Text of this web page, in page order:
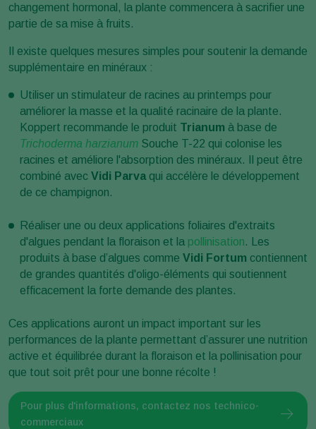
changement hormonal, la plante commencera à sacrifier une
partie de sa mise à fruits.
Il existe quelques mesures simples pour soutenir la demande
supplémentaire en minéraux :
Utiliser un stimulateur de racines au printemps pour
améliorer la masse et la qualité racinaire de la plante.
Koppert recommande le produit Trianum à base de
Trichoderma harzianum Souche T-22 qui colonise les
racines et améliore l'absorption des minéraux. Il peut être
combiné avec Vidi Parva qui accélère le développement
de ce champignon.
Réaliser une ou deux applications foliaires d'extraits
d'algues pendant la floraison et la pollinisation. Les
produits à base d’algues comme Vidi Fortum contiennent
de grandes quantités d'oligo-éléments qui soutiennent
efficacement la forte demande des plantes.
Ces applications auront un impact important sur les
performances de la plante permettant d’assurer une nutrition
active et équilibrée durant la floraison et la pollinisation pour
que tout soit prêt pour une bonne récolte !
Pour plus d'informations, contactez nos technico-
commerciaux